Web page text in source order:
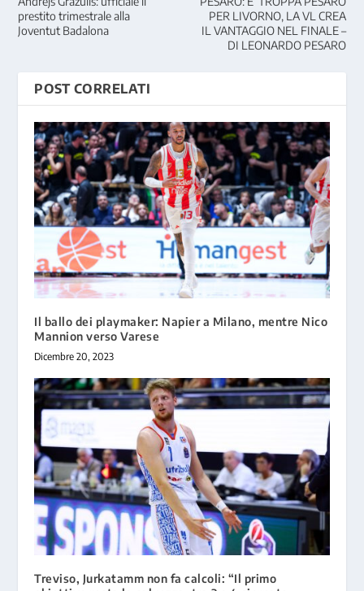
prestito trimestrale alla
Joventut Badalona
PER LIVORNO, LA VL CREA
IL VANTAGGIO NEL FINALE –
DI LEONARDO PESARO
POST CORRELATI
Il ballo dei playmaker: Napier a Milano, mentre Nico
Mannion verso Varese
Dicembre 20, 2023
Treviso, Jurkatamm non fa calcoli: “Il primo